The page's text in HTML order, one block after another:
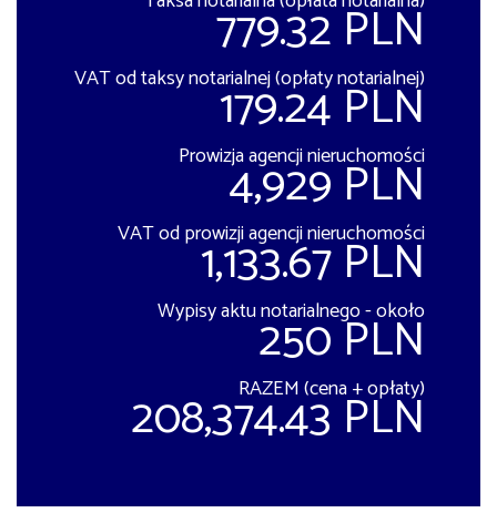
779.32 PLN
VAT od taksy notarialnej (opłaty notarialnej)
179.24 PLN
Prowizja agencji nieruchomości
4,929 PLN
VAT od prowizji agencji nieruchomości
1,133.67 PLN
Wypisy aktu notarialnego - około
250 PLN
RAZEM (cena + opłaty)
208,374.43 PLN